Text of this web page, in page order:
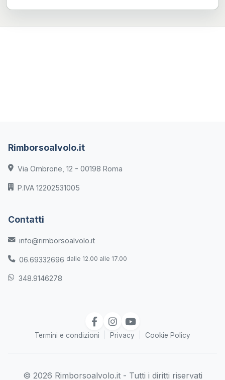
Rimborsoalvolo.it
Via Ombrone, 12 - 00198 Roma
P.IVA 12202531005
Contatti
info@rimborsoalvolo.it
06.69332696 dalle 12.00 alle 17.00
348.9146278
Termini e condizioni Privacy Cookie Policy
© 2026 Rimborsoalvolo.it - Tutti i diritti riservati